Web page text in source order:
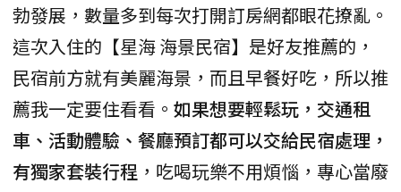
勃發展，數量多到每次打開訂房網都眼花撩亂。
這次入住的【星海 海景民宿】是好友推薦的，
民宿前方就有美麗海景，而且早餐好吃，所以推
薦我一定要住看看。 如果想要輕鬆玩，交通租
車、活動體驗、餐廳預訂都可以交給民宿處理，
有獨家套裝行程 ，吃喝玩樂不用煩惱，專心當廢